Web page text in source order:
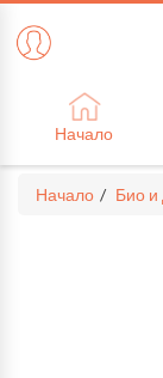
Начало
Начало Био и